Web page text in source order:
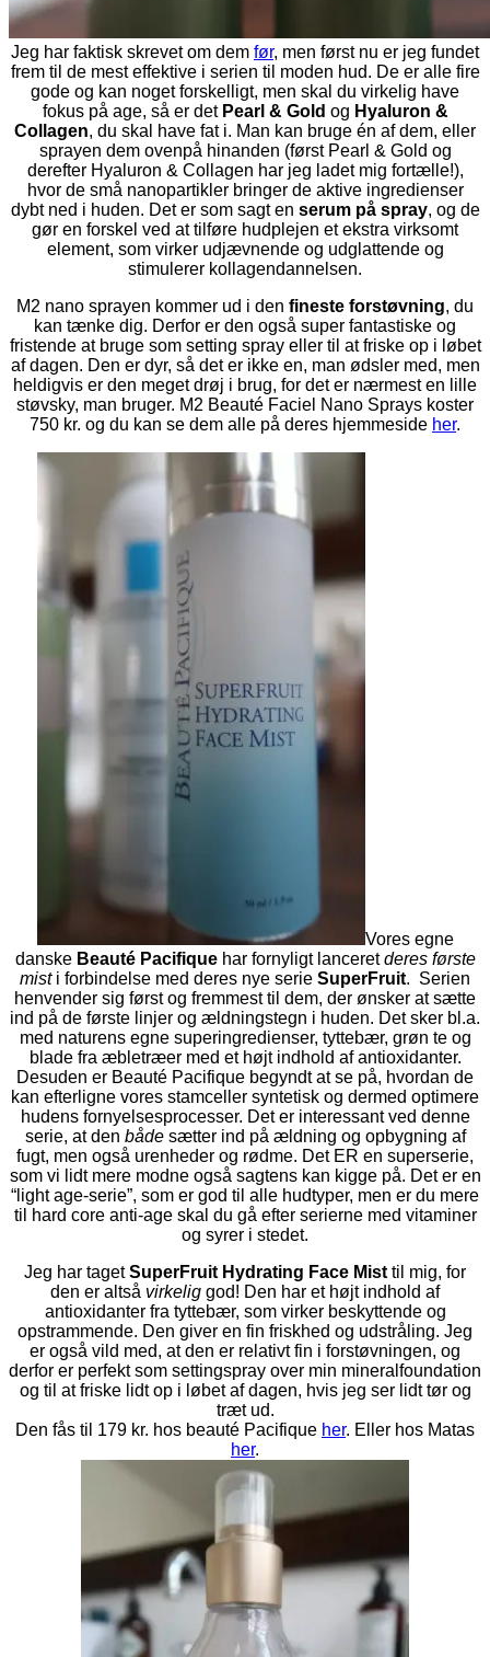
Jeg har faktisk skrevet om dem før, men først nu er jeg fundet
frem til de mest effektive i serien til moden hud. De er alle fire
gode og kan noget forskelligt, men skal du virkelig have
fokus på age, så er det Pearl & Gold og Hyaluron &
Collagen, du skal have fat i. Man kan bruge én af dem, eller
sprayen dem ovenpå hinanden (først Pearl & Gold og
derefter Hyaluron & Collagen har jeg ladet mig fortælle!),
hvor de små nanopartikler bringer de aktive ingredienser
dybt ned i huden. Det er som sagt en serum på spray, og de
gør en forskel ved at tilføre hudplejen et ekstra virksomt
element, som virker udjævnende og udglattende og
stimulerer kollagendannelsen.
M2 nano sprayen kommer ud i den fineste forstøvning, du
kan tænke dig. Derfor er den også super fantastiske og
fristende at bruge som setting spray eller til at friske op i løbet
af dagen. Den er dyr, så det er ikke en, man ødsler med, men
heldigvis er den meget drøj i brug, for det er nærmest en lille
støvsky, man bruger. M2 Beauté Faciel Nano Sprays koster
750 kr. og du kan se dem alle på deres hjemmeside her.
Vores egne
danske Beauté Pacifiquehar fornyligt lanceretderes første
misti forbindelse med deres nye serie SuperFruit. Serien
henvender sig først og fremmest til dem, der ønsker at sætte
ind på de første linjer og ældningstegn i huden. Det sker bl.a.
med naturens egne superingredienser, tyttebær, grøn te og
blade fra æbletræer med et højt indhold af antioxidanter.
Desuden er Beauté Pacifique begyndt at se på, hvordan de
kan efterligne vores stamceller syntetisk og dermed optimere
hudens fornyelsesprocesser. Det er interessant ved denne
serie, at den bådesætter ind på ældning og opbygning af
fugt, men også urenheder og rødme. Det ER en superserie,
som vi lidt mere modne også sagtens kan kigge på. Det er en
“light age-serie”, som er god til alle hudtyper, men er du mere
til hard core anti-age skal du gå efter serierne med vitaminer
og syrer i stedet.
Jeg har tagetSuperFruit Hydrating Face Mist til mig, for
den er altså virkelig god! Den har et højt indhold af
antioxidanter fra tyttebær, som virker beskyttende og
opstrammende. Den giver en fin friskhed og udstråling. Jeg
er også vild med, at den er relativt fin i forstøvningen, og
derfor er perfekt som settingspray over min mineralfoundation
og til at friske lidt op i løbet af dagen, hvis jeg ser lidt tør og
træt ud.
Den fås til 179 kr. hos beauté Pacifique her. Eller hos Matas
her.